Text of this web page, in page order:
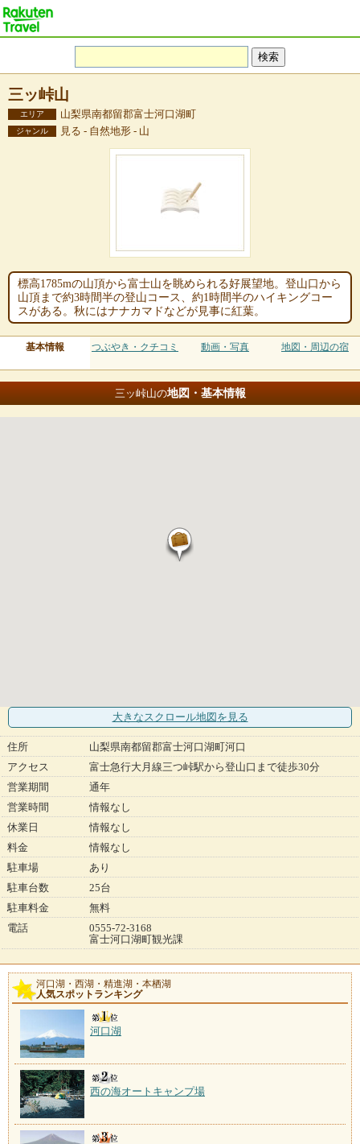
三ッ峠山
エリア 山梨県南都留郡富士河口湖町
ジャンル 見る - 自然地形 - 山
標高1785mの山頂から富士山を眺められる好展望地。登山口から
山頂まで約3時間半の登山コース、約1時間半のハイキングコー
スがある。秋にはナナカマドなどが見事に紅葉。
基本情報 つぶやき・クチコミ 動画・写真 地図・周辺の宿
三ッ峠山の地図・基本情報
大きなスクロール地図 を見る
住所
山梨県南都留郡富士河口湖町河口
アクセス
富士急行大月線三つ峠駅から登山口まで徒歩30分
営業期間
通年
営業時間
情報なし
休業日
情報なし
料金
情報なし
駐車場
あり
駐車台数
25台
駐車料金
無料
電話
0555-72-3168
富士河口湖町観光課
河口湖・西湖・精進湖・本栖湖
人気スポットランキング
河口湖
西の海オートキャンプ場